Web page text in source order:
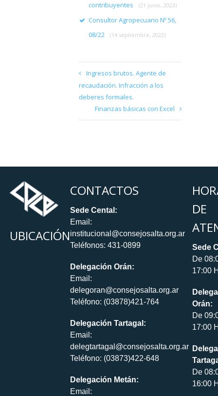
contribuyentes
(21 junio, 2023)
Consultor Agropecuario Nº 56,
08/22
(14 septiembre, 2022)
Ingresos brutos. Agente de
recaudación. Infracción a los
deberes formales.
Finanzas básicas con Excel
UBICACIÓN
CONTACTOS
Sede Cental:
Email:
institucional@consejosalta.org.ar
Teléfonos: 431-0899
Delegación Orán:
Email:
delegoran@consejosalta.org.ar
Teléfono: (03878)421-764
Delegación Tartagal:
Email:
delegtartagal@consejosalta.org.ar
Teléfono: (03873)422-648
Delegación Metán:
Email:
DE
Sede
De
17:00
Orán:
De
17:00
De
16:00